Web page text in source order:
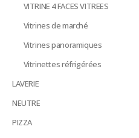
VITRINE 4 FACES VITREES
Vitrines de marché
Vitrines panoramiques
Vitrinettes réfrigérées
LAVERIE
NEUTRE
PIZZA